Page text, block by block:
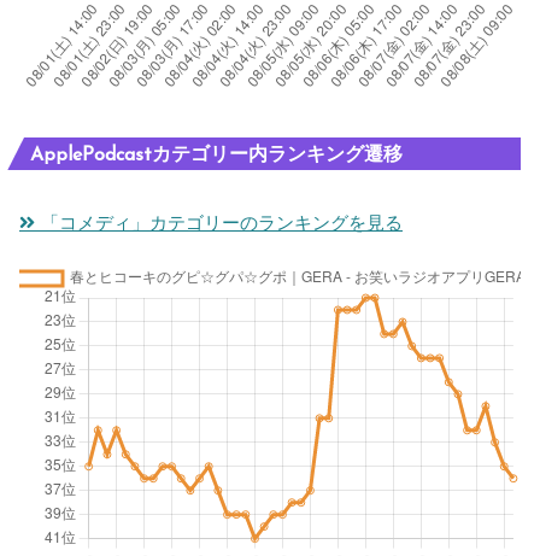
ApplePodcastカテゴリー内ランキング遷移
「コメディ」カテゴリーのランキングを見る